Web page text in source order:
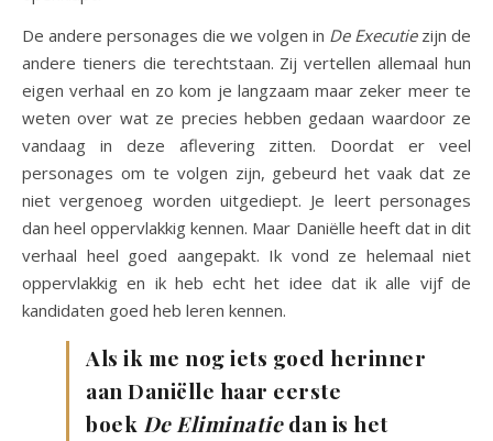
De andere personages die we volgen in De Executiezijn de
andere tieners die terechtstaan. Zij vertellen allemaal hun
eigen verhaal en zo kom je langzaam maar zeker meer te
weten over wat ze precies hebben gedaan waardoor ze
vandaag in deze aflevering zitten. Doordat er veel
personages om te volgen zijn, gebeurd het vaak dat ze
niet vergenoeg worden uitgediept. Je leert personages
dan heel oppervlakkig kennen. Maar Daniëlle heeft dat in dit
verhaal heel goed aangepakt. Ik vond ze helemaal niet
oppervlakkig en ik heb echt het idee dat ik alle vijf de
kandidaten goed heb leren kennen.
Als ik me nog iets goed herinner
aan Daniëlle haar eerste
boek De Eliminatiedan is het